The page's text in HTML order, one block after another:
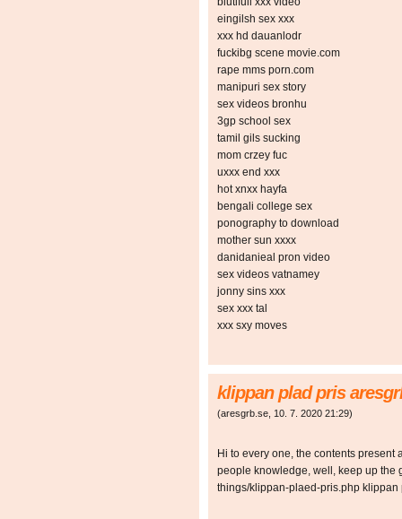
eingilsh sex xxx
xxx hd dauanlodr
fuckibg scene movie.com
rape mms porn.com
manipuri sex story
sex videos bronhu
3gp school sex
tamil gils sucking
mom crzey fuc
uxxx end xxx
hot xnxx hayfa
bengali college sex
ponography to download
mother sun xxxx
danidanieal pron video
sex videos vatnamey
jonny sins xxx
sex xxx tal
xxx sxy moves
klippan plad pris
(aresgrb.se 10. 7. 2020 21:29)
Hi to every one, the contents
people knowledge, well, keep up the
things/klippan-plaed-pris.php klippan